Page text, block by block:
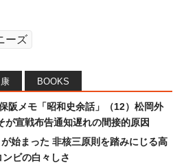
ーズ
BOOKS
阪メモ「昭和史余話」（12）松岡外
が宣戦布告通知遅れの間接的原因
始まった 非核三原則を踏みにじる高
ビの白々しさ